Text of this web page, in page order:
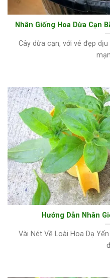
Nhân Giống Hoa Dừa Cạn
Cây dừa cạn, với vẻ đẹp
Hướng Dẫn Nhân
Vài Nét Về Loài Hoa Dạ